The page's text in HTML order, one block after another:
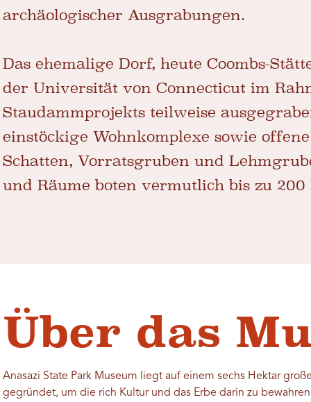
archäologischer Ausgrabungen.
Das ehemalige Dorf, heute Coombs-
der Universität von Connecticut im
Staudammprojekts teilweise
einstöckige Wohnkomplexe sowie
Schatten, Vorratsgruben und
und Räume boten vermutlich bis zu 200
Über das
Anasazi State Park Museum liegt auf einem sechs Hektar
gegründet, um die rich Kultur und das Erbe darin zu